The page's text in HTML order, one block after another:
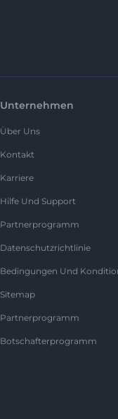
Unternehmen
Über Uns
Kontakt
Karriere
Hilfe Und Support
Partnerprogramm
Datenschutzrichtlinie
Bedingungen Und
Sitemap
Partnerprogramm
Botschafterprogramm